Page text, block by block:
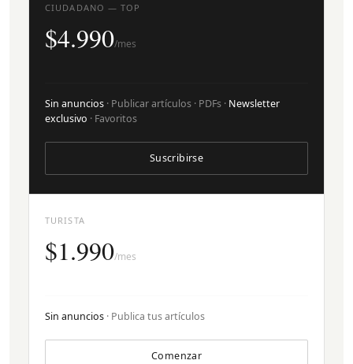
TURISTA
$1.990/mes
Sin anuncios · Publica tus artículos
Comenzar
CIUDADANO — TOP
$4.990/mes
Sin anuncios · Publicar artículos · PDFs · Newsletter
exclusivo · Favoritos
Suscribirse